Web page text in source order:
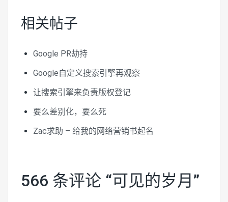
相关帖子
Google PR劫持
Google自定义搜索引擎再观察
让搜索引擎来负责版权登记
要么差别化，要么死
Zac求助 – 给我的网络营销书起名
566 条评论 “可见的岁月 ”